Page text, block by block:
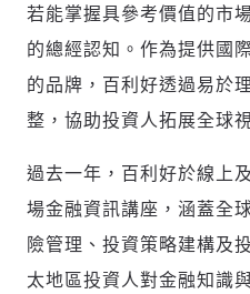
登入或註冊
輸入 Email 驗
若能掌握具參考價值的市
的總經認知。作為提供國
的品牌，百利好透過易於
整，協助投資人拓展全球
過去一年，百利好於線上
場金融資訊講座，涵蓋全
險管理、投資策略建構及
太地區投資人對金融知識